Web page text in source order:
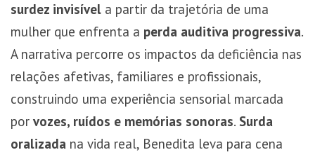
surdez invisível a partir da trajetória de uma
mulher que enfrenta a perda auditiva progressiva.
A narrativa percorre os impactos da deficiência nas
relações afetivas, familiares e profissionais,
construindo uma experiência sensorial marcada
por vozes, ruídos e memórias sonoras. Surda
oralizada na vida real, Benedita leva para cena